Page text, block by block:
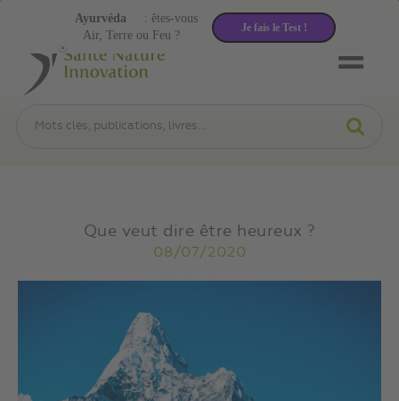
Que veut dire être heureux ?
08/07/2020
Air, Terre ou Feu ?
Ayurvéda : êtes-vous
Je fais le Test !